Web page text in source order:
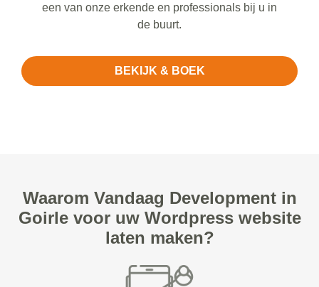
een van onze erkende en professionals bij u in
de buurt.
BEKIJK & BOEK
Waarom Vandaag Development in
Goirle voor uw Wordpress website
laten maken?